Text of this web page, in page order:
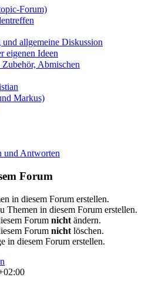
Forum)
allgemeine Diskussion
Ideen
Abmischen
Markus)
und Antworten
Forum
in diesem Forum erstellen.
Themen in diesem Forum erstellen.
Forum nicht ändern.
Forum nicht löschen.
in diesem Forum erstellen.